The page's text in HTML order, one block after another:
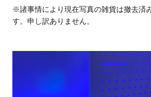
※諸事情により現在写真の雑貨は撤去済
す。申し訳ありません。